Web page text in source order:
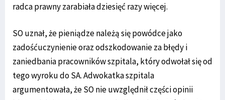
radca prawny zarabiała dziesięć razy więcej.
SO uznał, że pieniądze należą się powódce jako
zadośćuczynienie oraz odszkodowanie za błędy i
zaniedbania pracowników szpitala, który odwołał się od
tego wyroku do SA. Adwokatka szpitala
argumentowała, że SO nie uwzględnił części opinii